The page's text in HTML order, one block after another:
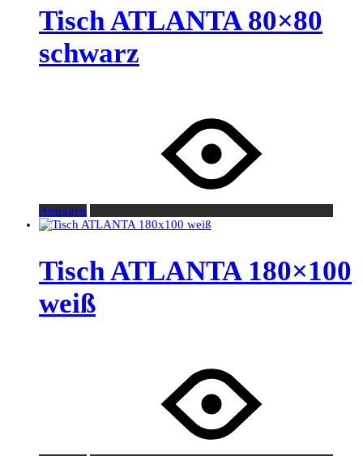
Tisch ATLANTA 80×80
schwarz
Anfragen
Tisch ATLANTA 180×100
weiß